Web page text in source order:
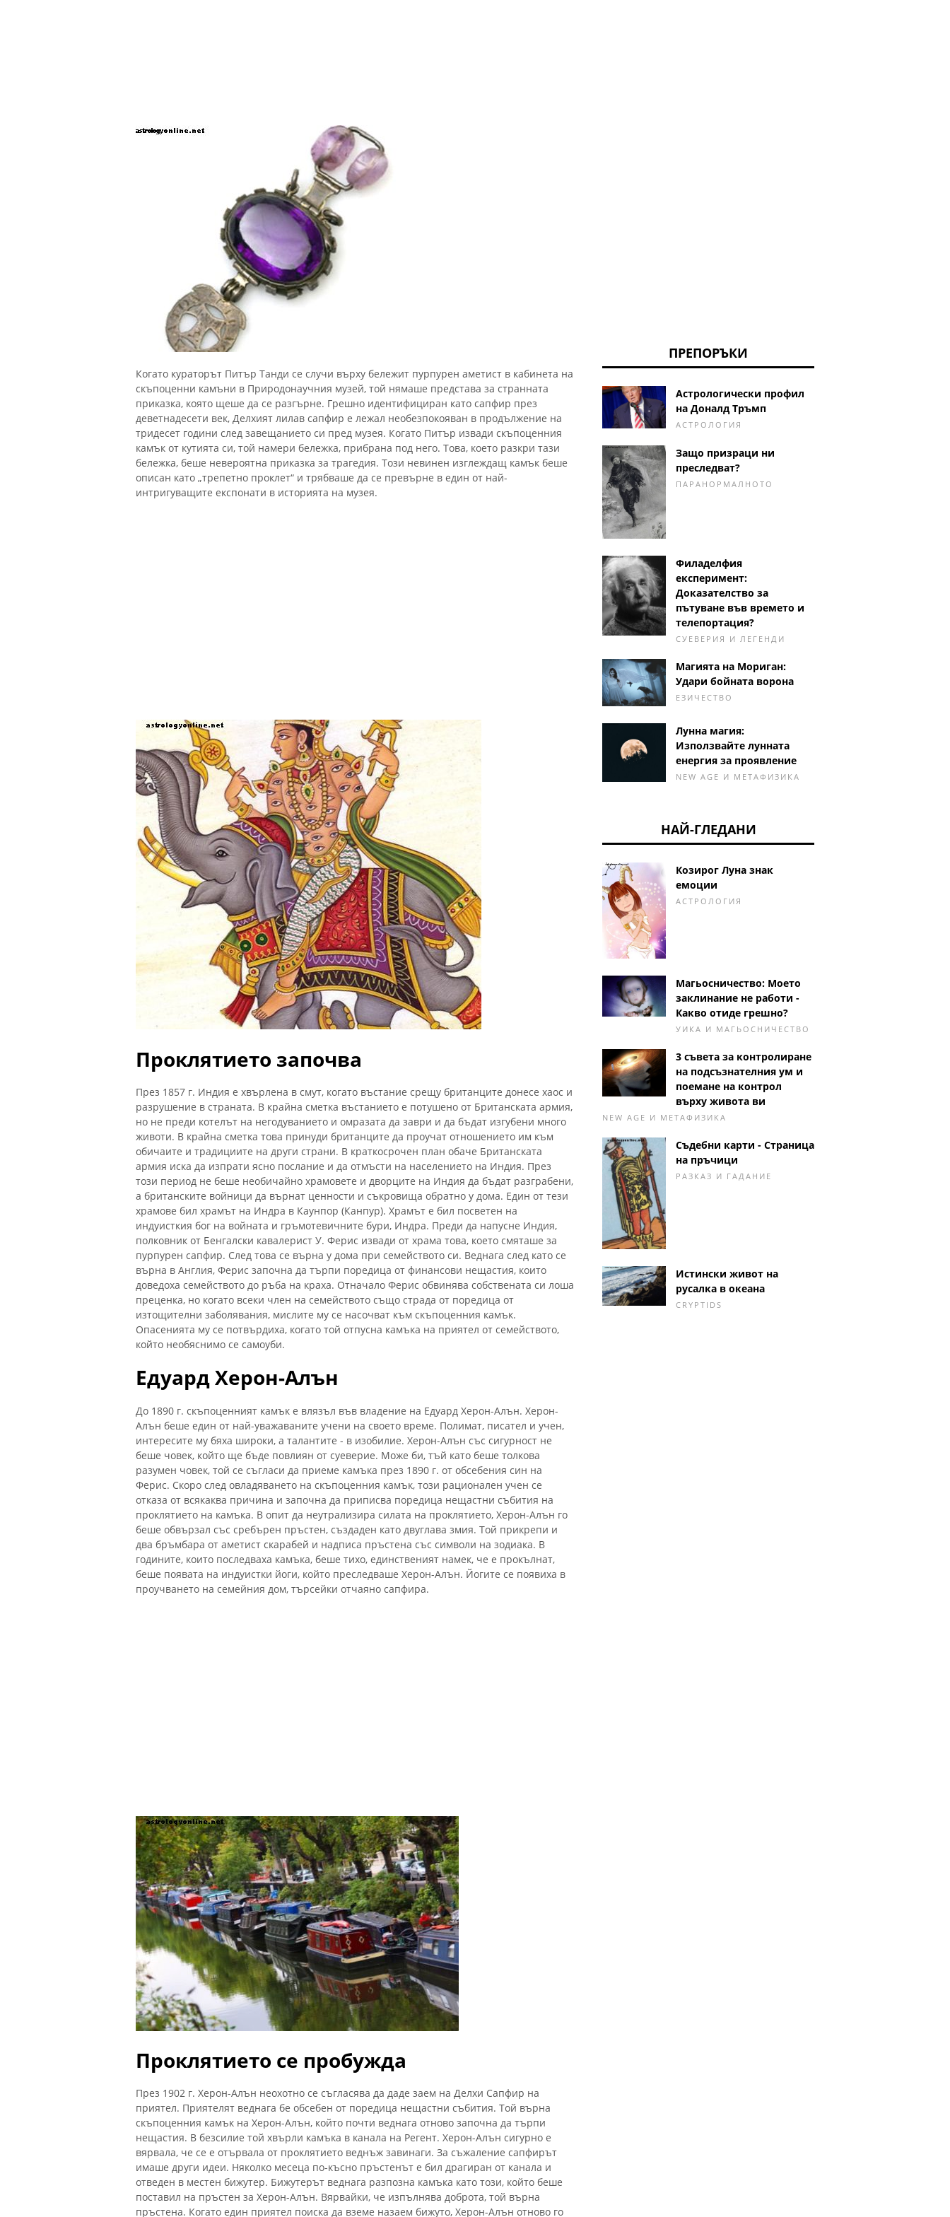
Когато кураторът Питър Танди се случи върху бележит пурпурен аметист в кабинета на
скъпоценни камъни в Природонаучния музей, той нямаше представа за странната
приказка, която щеше да се разгърне. Грешно идентифициран като сапфир през
деветнадесети век, Делхият лилав сапфир е лежал необезпокояван в продължение на
тридесет години след завещанието си пред музея. Когато Питър извади скъпоценния
камък от кутията си, той намери бележка, прибрана под него. Това, което разкри тази
бележка, беше невероятна приказка за трагедия. Този невинен изглеждащ камък беше
описан като „трепетно ​​проклет“ и трябваше да се превърне в един от най-
интригуващите експонати в историята на музея.
Проклятието започва
През 1857 г. Индия е хвърлена в смут, когато въстание срещу британците донесе хаос и
разрушение в страната. В крайна сметка въстанието е потушено от Британската армия,
но не преди котелът на негодуванието и омразата да заври и да бъдат изгубени много
животи. В крайна сметка това принуди британците да проучат отношението им към
обичаите и традициите на други страни. В краткосрочен план обаче Британската
армия иска да изпрати ясно послание и да отмъсти на населението на Индия. През
този период не беше необичайно храмовете и дворците на Индия да бъдат разграбени,
а британските войници да върнат ценности и съкровища обратно у дома. Един от тези
храмове бил храмът на Индра в Каунпор (Канпур). Храмът е бил посветен на
индуисткия бог на войната и гръмотевичните бури, Индра. Преди да напусне Индия,
полковник от Бенгалски кавалерист У. Ферис извади от храма това, което смяташе за
пурпурен сапфир. След това се върна у дома при семейството си. Веднага след като се
върна в Англия, Ферис започна да търпи поредица от финансови нещастия, които
доведоха семейството до ръба на краха. Отначало Ферис обвинява собствената си лоша
преценка, но когато всеки член на семейството също страда от поредица от
изтощителни заболявания, мислите му се насочват към скъпоценния камък.
Опасенията му се потвърдиха, когато той отпусна камъка на приятел от семейството,
който необяснимо се самоуби.
Едуард Херон-Алън
До 1890 г. скъпоценният камък е влязъл във владение на Едуард Херон-Алън. Херон-
Алън беше един от най-уважаваните учени на своето време. Полимат, писател и учен,
интересите му бяха широки, а талантите - в изобилие. Херон-Алън със сигурност не
беше човек, който ще бъде повлиян от суеверие. Може би, тъй като беше толкова
разумен човек, той се съгласи да приеме камъка през 1890 г. от обсебения син на
Ферис. Скоро след овладяването на скъпоценния камък, този рационален учен се
отказа от всякаква причина и започна да приписва поредица нещастни събития на
проклятието на камъка. В опит да неутрализира силата на проклятието, Херон-Алън го
беше обвързал със сребърен пръстен, създаден като двуглава змия. Той прикрепи и
два бръмбара от аметист скарабей и надписа пръстена със символи на зодиака. В
годините, които последваха камъка, беше тихо, единственият намек, че е прокълнат,
беше появата на индуистки йоги, който преследваше Херон-Алън. Йогите се появиха в
проучването на семейния дом, търсейки отчаяно сапфира.
Проклятието се пробужда
През 1902 г. Херон-Алън неохотно се съгласява да даде заем на Делхи Сапфир на
приятел. Приятелят веднага бе обсебен от поредица нещастни събития. Той върна
скъпоценния камък на Херон-Алън, който почти веднага отново започна да търпи
нещастия. В безсилие той хвърли камъка в канала на Регент. Херон-Алън сигурно е
вярвала, че се е отървала от проклятието веднъж завинаги. За съжаление сапфирът
имаше други идеи. Няколко месеца по-късно пръстенът е бил драгиран от канала и
отведен в местен бижутер. Бижутерът веднага разпозна камъка като този, който беше
поставил на пръстен за Херон-Алън. Вярвайки, че изпълнява доброта, той върна
пръстена. Когато един приятел поиска да вземе назаем бижуто, Херон-Алън отново го
ПРЕПОРЪКИ
Астрологически профил
на Доналд Тръмп
АСТРОЛОГИЯ
Защо призраци ни
преследват?
ПАРАНОРМАЛНОТО
Филаделфия
експеримент:
Доказателство за
пътуване във времето и
телепортация?
СУЕВЕРИЯ И ЛЕГЕНДИ
Магията на Мориган:
Удари бойната ворона
ЕЗИЧЕСТВО
Лунна магия:
Използвайте лунната
енергия за проявление
NEW AGE И МЕТАФИЗИКА
НАЙ-ГЛЕДАНИ
Козирог Луна знак
емоции
АСТРОЛОГИЯ
Магьосничество: Моето
заклинание не работи -
Какво отиде грешно?
УИКА И МАГЬОСНИЧЕСТВО
3 съвета за контролиране
на подсъзнателния ум и
поемане на контрол
върху живота ви
NEW AGE И МЕТАФИЗИКА
Съдебни карти - Страница
на пръчици
РАЗКАЗ И ГАДАНИЕ
Истински живот на
русалка в океана
CRYPTIDS